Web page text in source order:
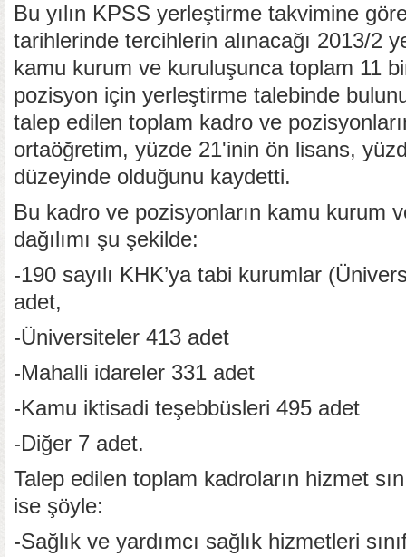
Bu yılın KPSS yerleştirme takvimine
tarihlerinde tercihlerin alınacağı 2013/2
kamu kurum ve kuruluşunca toplam 11
pozisyon için yerleştirme talebinde
talep edilen toplam kadro ve
ortaöğretim, yüzde 21'inin ön lisans,
düzeyinde olduğunu kaydetti.
Bu kadro ve pozisyonların kamu kurum
dağılımı şu şekilde:
-190 sayılı KHK’ya tabi kurumlar
adet,
-Üniversiteler 413 adet
-Mahalli idareler 331 adet
-Kamu iktisadi teşebbüsleri 495 adet
-Diğer 7 adet.
Talep edilen toplam kadroların hizmet
ise şöyle:
-Sağlık ve yardımcı sağlık hizmetleri